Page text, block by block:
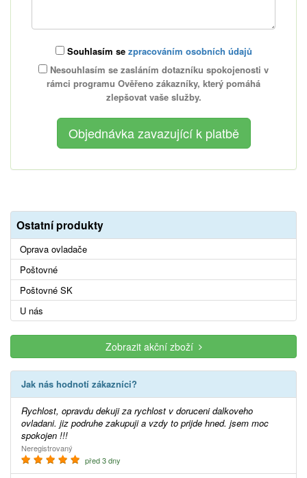
Souhlasím se zpracováním osobních údajů
Nesouhlasím se zasláním dotazníku spokojenosti v
rámci programu Ověřeno zákazníky, který pomáhá
zlepšovat vaše služby.
Ostatní produkty
Oprava ovladače
Poštovné
Poštovné SK
U nás
Zobrazit akční zboží
Jak nás hodnotí zákazníci?
Rychlost, opravdu dekuji za rychlost v doruceni dalkoveho
ovladani. jiz podruhe zakupuji a vzdy to prijde hned. jsem moc
spokojen !!!
Neregistrovaný
před 3 dny